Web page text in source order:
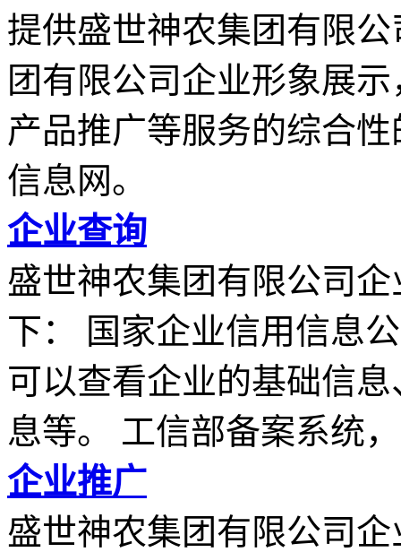
提供盛世神农集团有限
团有限公司企业形象展
产品推广等服务的综合
信息网。
企业查询
盛世神农集团有限公司
下： 国家企业信用信息
可以查看企业的基础信
息等。 工信部备案系统
企业推广
盛世神农集团有限公司